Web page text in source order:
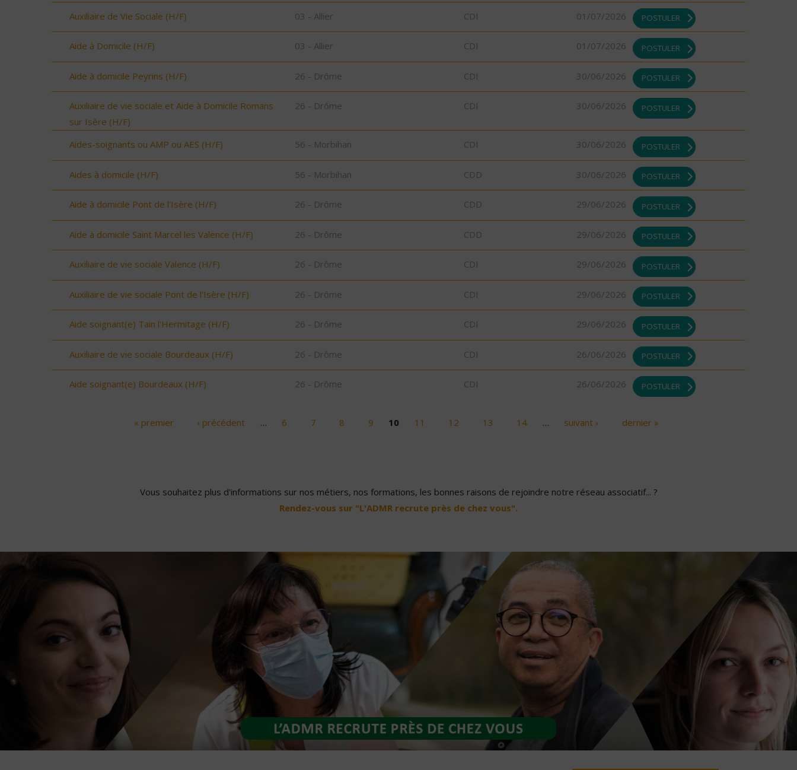
Auxiliaire de Vie Sociale (H/F) 03 - Allier CDI 01/07/2026 POSTULER
Aide à Domicile (H/F) 03 - Allier CDI 01/07/2026 POSTULER
Aide à domicile Peyrins (H/F) 26 - Drôme CDI 30/06/2026 POSTULER
Auxiliaire de vie sociale et Aide à Domicile Romans
sur Isère (H/F)
26 - Drôme CDI 30/06/2026 POSTULER
Aides-soignants ou AMP ou AES (H/F) 56 - Morbihan CDI 30/06/2026 POSTULER
Aides à domicile (H/F) 56 - Morbihan CDD 30/06/2026 POSTULER
Aide à domicile Pont de l'Isère (H/F) 26 - Drôme CDD 29/06/2026 POSTULER
Aide à domicile Saint Marcel les Valence (H/F) 26 - Drôme CDD 29/06/2026 POSTULER
Auxiliaire de vie sociale Valence (H/F) 26 - Drôme CDI 29/06/2026 POSTULER
Auxiliaire de vie sociale Pont de l'Isère (H/F) 26 - Drôme CDI 29/06/2026 POSTULER
Aide soignant(e) Tain l'Hermitage (H/F) 26 - Drôme CDI 29/06/2026 POSTULER
Auxiliaire de vie sociale Bourdeaux (H/F) 26 - Drôme CDI 26/06/2026 POSTULER
Aide soignant(e) Bourdeaux (H/F) 26 - Drôme CDI 26/06/2026 POSTULER
« premier ‹ précédent … 6 7 8 9 10 11 12 13 14 … suivant › dernier »
Vous souhaitez plus d'informations sur nos métiers, nos formations, les bonnes raisons de rejoindre notre réseau associatif... ?
Rendez-vous sur "L'ADMR recrute près de chez vous".